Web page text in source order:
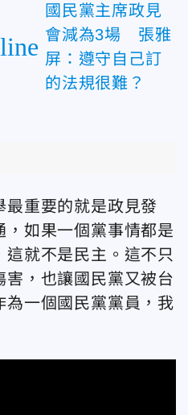
國民黨主席政見
會減為3場 張雅
屏：遵守自己訂
的法規很難？
重要的就是政見發
如果一個黨事情都是
就不是民主。這不只
，也讓國民黨又被台
為一個國民黨黨員，我